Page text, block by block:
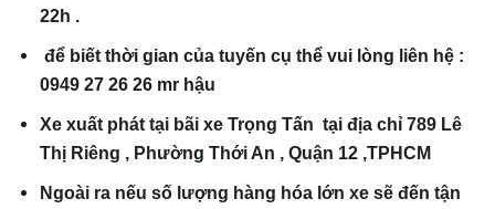
22h .
để biết thời gian của tuyến cụ thể vui lòng liên hệ :
0949 27 26 26 mr hậu
Xe xuất phát tại bãi xe Trọng Tấn tại địa chỉ 789 Lê
Thị Riêng , Phường Thới An , Quận 12 ,TPHCM
Ngoài ra nếu số lượng hàng hóa lớn xe sẽ đến tận